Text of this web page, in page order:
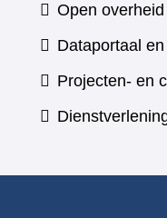
Open overheid
Dataportaal
Projecten- en